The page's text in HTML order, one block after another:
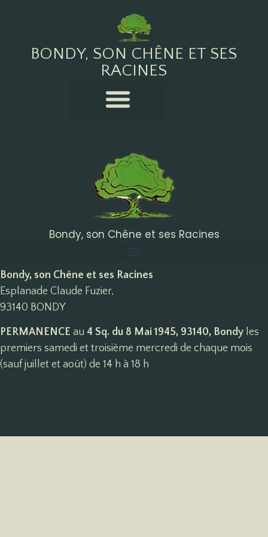
BONDY, SON CHÊNE ET SES
RACINES
Bondy, son Chêne et ses Racines
Bondy, son Chêne et ses Racines
Esplanade Claude Fuzier,
93140 BONDY
PERMANENCE au 4 Sq. du 8 Mai 1945, 93140, Bondy les
premiers samedi et troisième mercredi de chaque mois
(sauf juillet et août) de 14 h à 18 h